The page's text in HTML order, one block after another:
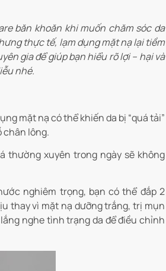
băn khoăn khi muốn chăm sóc da
thực tế, lạm dụng mặt nạ lại tiềm
gia để giúp bạn hiểu rõ lợi – hại và
nhé.
mặt nạ có thể khiến da bị “quá tải”
chân lông.
thường xuyên trong ngày sẽ không
nghiêm trọng, bạn có thể đắp 2
thay vì mặt nạ dưỡng trắng, trị mụn
nghe tình trạng da để điều chỉnh